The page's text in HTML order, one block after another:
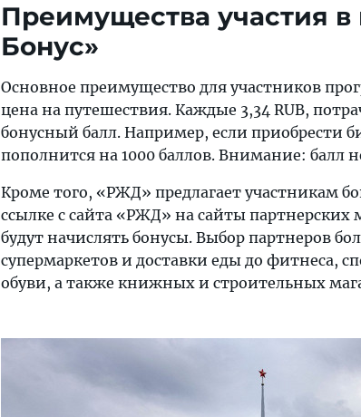
Преимущества участия
Бонус»
Основное преимущество для участников
цена на путешествия. Каждые 3,34 RUB,
бонусный балл. Например, если приобрести
пополнится на 1000 баллов. Внимание: балл
Кроме того, «РЖД» предлагает участникам
ссылке с сайта «РЖД» на сайты партнерских
будут начислять бонусы. Выбор партнеров
супермаркетов и доставки еды до фитнеса,
обуви, а также книжных и строительных